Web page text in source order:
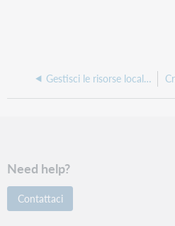
Gestisci le risorse locali preferite
Need help?
Contattaci